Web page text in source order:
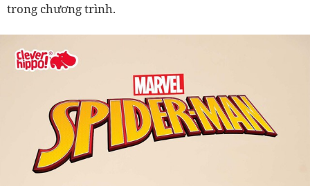
trong chương trình.